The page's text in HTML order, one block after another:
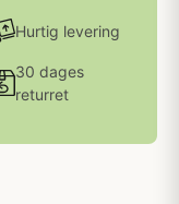
Hurtig levering
30 dages
returret